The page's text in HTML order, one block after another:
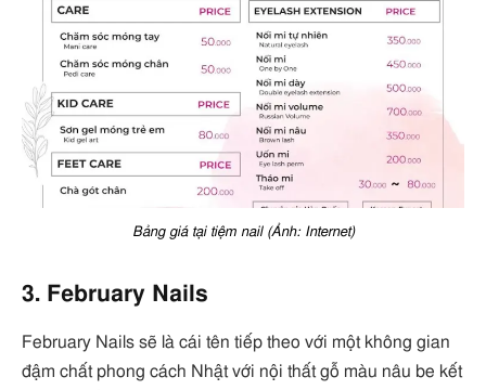
Bảng giá tại tiệm nail (Ảnh: Internet)
3. February Nails
February Nails sẽ là cái tên tiếp theo với một không gian
đậm chất phong cách Nhật với nội thất gỗ màu nâu be kết